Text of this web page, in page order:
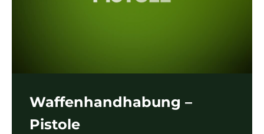
Waffenhandhabung –
Pistole